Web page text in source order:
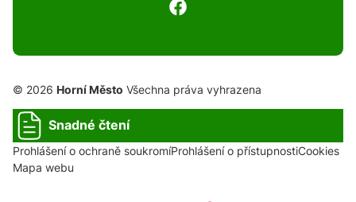
© 2026 Horní Město Všechna práva vyhrazena
Snadné čtení
Prohlášení o ochraně soukromíProhlášení o přístupnostiCookies
Mapa webu